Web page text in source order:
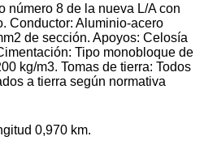
número 8 de la nueva L/A con
Conductor: Aluminio-acero
de sección. Apoyos: Celosía
Tipo monobloque de
kg/m3. Tomas de tierra: Todos
a tierra según normativa
0,970 km.